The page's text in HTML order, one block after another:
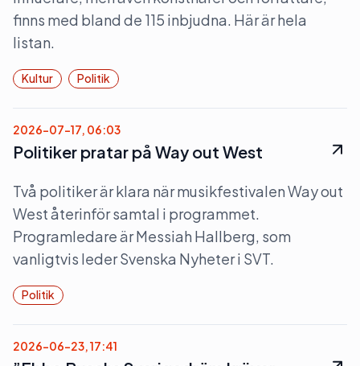
finns med bland de 115 inbjudna. Här är hela
listan.
Kultur Politik
2026-07-17, 06:03
Politiker pratar på Way out West
Två politiker är klara när musikfestivalen Way out
West återinför samtal i programmet.
Programledare är Messiah Hallberg, som
vanligtvis leder Svenska Nyheter i SVT.
Politik
2026-06-23, 17:41